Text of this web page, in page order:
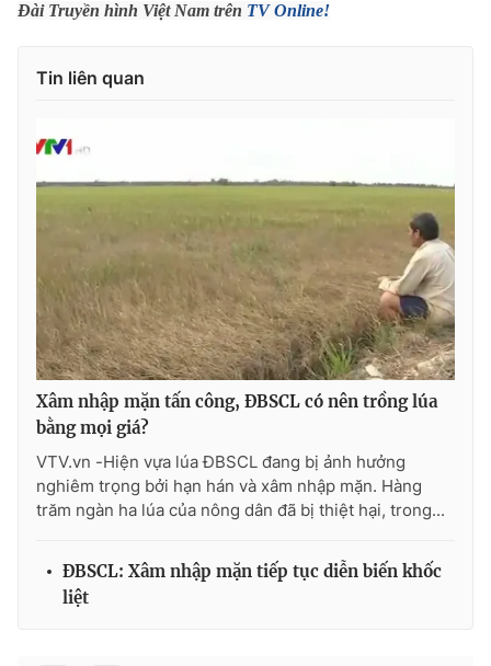
Tư vấn
Lịch phát sóng
Emagazine
Photo Infographic
Video Shorts video
VTV Money VTV Thể thao
VTV Sức khoẻ Bất động sản
Thị trường 24h Tấm lòng Việt
VTV9
Đài Truyền hình Việt Nam trên TV Online!
Tin liên quan
Xâm nhập mặn tấn công, ĐBSCL có nên trồng lúa
bằng mọi giá?
VTV.vn -Hiện vựa lúa ĐBSCL đang bị ảnh hưởng
nghiêm trọng bởi hạn hán và xâm nhập mặn. Hàng
trăm ngàn ha lúa của nông dân đã bị thiệt hại, trong...
ĐBSCL: Xâm nhập mặn tiếp tục diễn biến khốc
liệt